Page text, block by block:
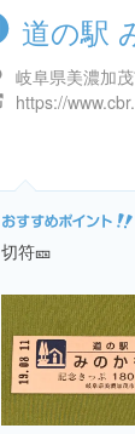
道の駅
岐阜県美濃加
切符🎫